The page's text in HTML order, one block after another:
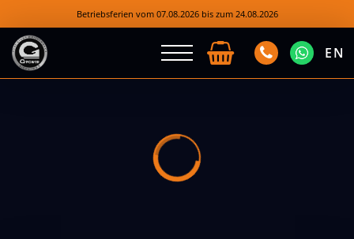
Betriebsferien vom 07.08.2026 bis zum 24.08.2026
EN